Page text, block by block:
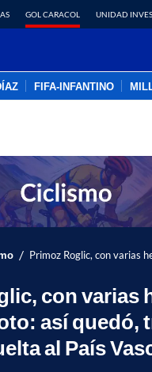
GOL CARACOL UNIDAD
FIFA-INFANTINO
/ Primoz Roglic, con varias
con varias
así quedó,
al País